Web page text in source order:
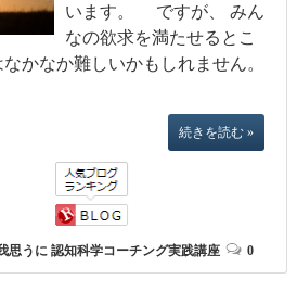
います。 ですが、 みん
なの欲求を満たせるとこ
かなか難しいかもしれません。
続きを読む »
思うに 認知科学コーチング実践講座 0